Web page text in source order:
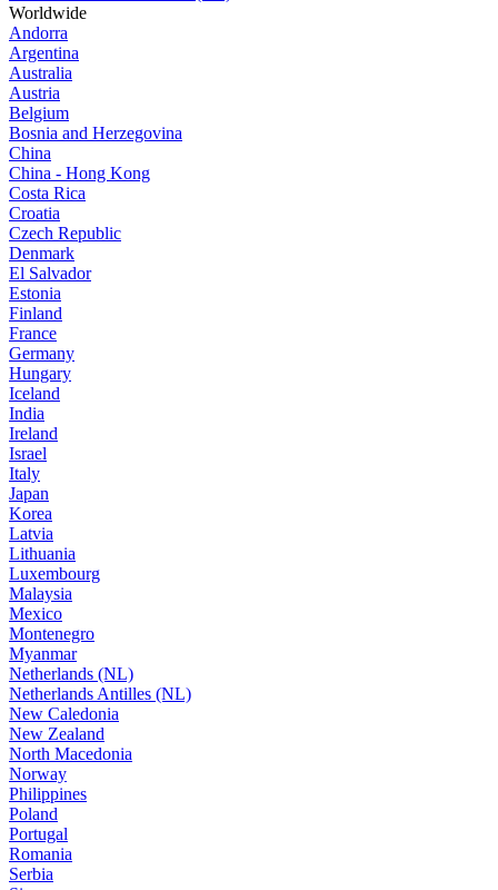
Worldwide
Andorra
Argentina
Australia
Austria
Belgium
Bosnia and Herzegovina
China
China - Hong Kong
Costa Rica
Croatia
Czech Republic
Denmark
El Salvador
Estonia
Finland
France
Germany
Hungary
Iceland
India
Ireland
Israel
Italy
Japan
Korea
Latvia
Lithuania
Luxembourg
Malaysia
Mexico
Montenegro
Myanmar
Netherlands (NL)
Netherlands Antilles (NL)
New Caledonia
New Zealand
North Macedonia
Norway
Philippines
Poland
Portugal
Romania
Serbia